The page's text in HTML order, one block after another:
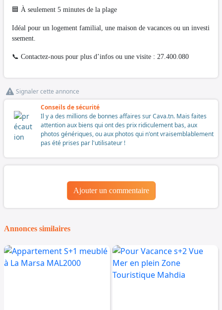
🟦 À seulement 5 minutes de la plage
Idéal pour un logement familial, une maison de vacances ou un investi
ssement.
📞 Contactez-nous pour plus d’infos ou une visite : 27.400.080
Signaler cette annonce
Conseils de sécurité
Il y a des millions de bonnes affaires sur Cava.tn. Mais faites
attention aux biens qui ont des prix ridiculement bas, aux
photos génériques, ou aux photos qui n'ont vraisemblablement
pas été prises par l'utilisateur !
Ajouter un commentaire
Annonces similaires